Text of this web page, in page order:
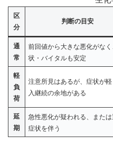
区
分
判断の目安
通
常
前回値から大きな悪化がな
状・バイタルも安定
軽
負
荷
注意所見はあるが、症状が
入継続の余地がある
延
期
急性悪化が疑われる、また
症状を伴う